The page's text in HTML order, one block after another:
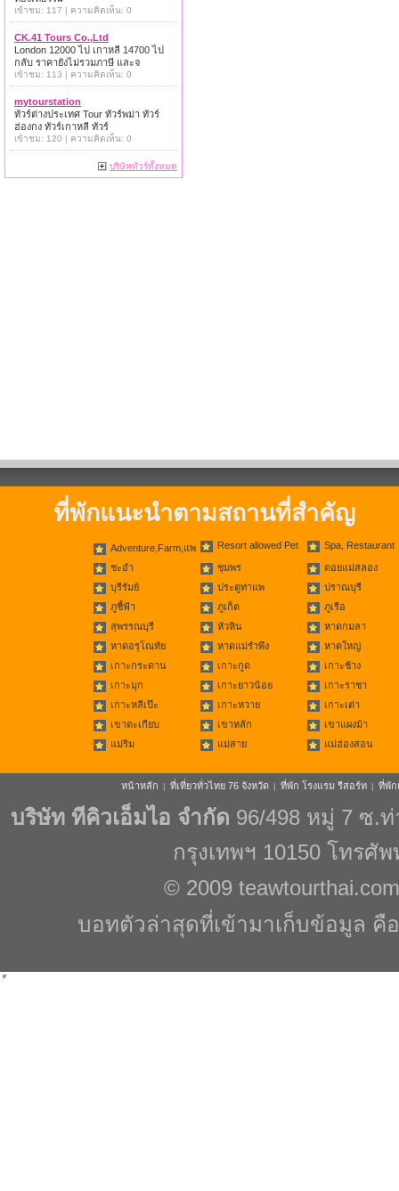
เข้าชม: 117 | ความคิดเห็น: 0
CK.41 Tours Co.,Ltd
London 12000 ไป เกาหลี 14700 ไป
กลับ ราคายังไม่รวมภาษี และจ
เข้าชม: 113 | ความคิดเห็น: 0
mytourstation
ทัวร์ต่างประเทศ Tour ทัวร์พม่า ทัวร์
ฮ่องกง ทัวร์เกาหลี ทัวร์
เข้าชม: 120 | ความคิดเห็น: 0
บริษัททัวร์ทั้งหมด
ที่พักแนะนำตามสถานที่สำคัญ
Adventure,Farm,แพ Resort allowed Pet Spa, Restaurant
ชะอำ ชุมพร
ดอยแม่สลอง
บุรีรัมย์
ประตูท่าแพ
ปราณบุรี
ภูชี้ฟ้า
ภูเก็ต
ภูเรือ
สุพรรณบุรี
หัวหิน
หาดกมลา
หาดอรุโณทัย
หาดแม่รำพึง
หาดใหญ่
เกาะกระดาน
เกาะกูด
เกาะช้าง
เกาะมุก
เกาะยาวน้อย
เกาะราชา
เกาะหลีเป๊ะ
เกาะหวาย
เกาะเต่า
เขาตะเกียบ
เขาหลัก
เขาแผงม้า
แม่ริม
แม่สาย แม่ฮ่องสอน
หน้าหลัก | ที่เที่ยวทั่วไทย 76 จังหวัด | ที่พัก โรงแรม รีสอร์ท | ที่พัก
บริษัท ทีคิวเอ็มไอ จำกัด 96/498 หมู่ 7 ซ.
กรุงเทพฯ 10150 โทรศั
© 2009 teawtourthai.com
บอทตัวล่าสุดที่เข้ามาเก็บข้อมูล คือ